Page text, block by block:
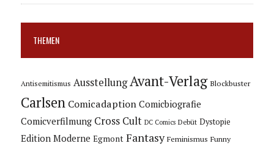
THEMEN
Antisemitismus Ausstellung Avant-Verlag Blockbuster
Carlsen Comicadaption Comicbiografie
Comicverfilmung Cross Cult DC Comics Debüt Dystopie
Edition Moderne Egmont Fantasy Feminismus Funny